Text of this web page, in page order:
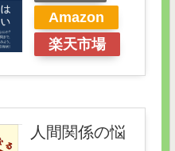
Amazon
楽天市場
人間関係の悩